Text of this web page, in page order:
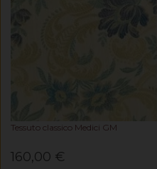
Tessuto classico Medici GM
160,00 €